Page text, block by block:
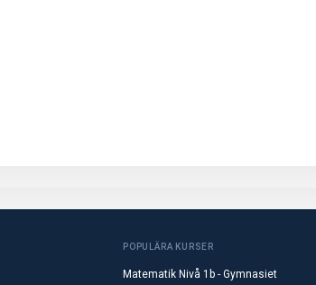
POPULÄRA KURSER
Matematik Nivå 1b - Gymnasiet